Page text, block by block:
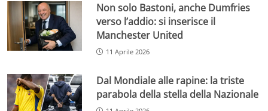
Non solo Bastoni, anche Dumfries
verso l’addio: si inserisce il
Manchester United
11 Aprile 2026
Dal Mondiale alle rapine: la triste
parabola della stella della Nazionale